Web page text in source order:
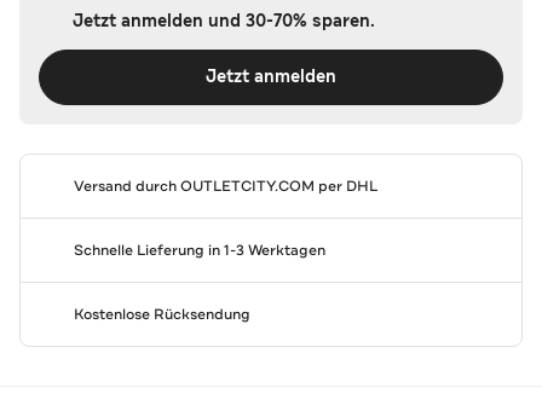
Jetzt anmelden und 30-70% sparen.
Jetzt anmelden
Versand durchOUTLETCITY.COM per DHL
Schnelle Lieferung in 1-3 Werktagen
Kostenlose Rücksendung